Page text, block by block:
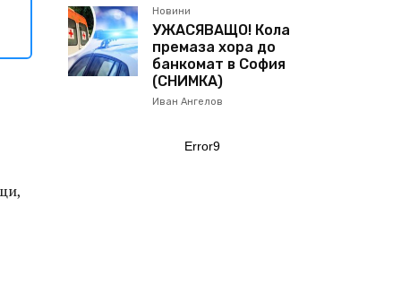
Новини
УЖАСЯВАЩО! Кола
премаза хора до
банкомат в София
(СНИМКА)
Иван Ангелов
Error9